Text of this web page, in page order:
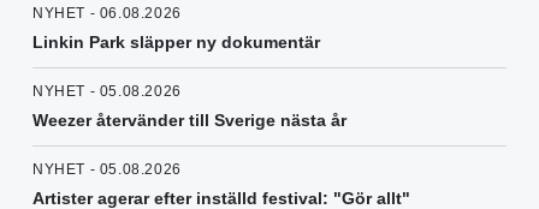
NYHET - 06.08.2026
Linkin Park släpper ny dokumentär
NYHET - 05.08.2026
Weezer återvänder till Sverige nästa år
NYHET - 05.08.2026
Artister agerar efter inställd festival: "Gör allt"